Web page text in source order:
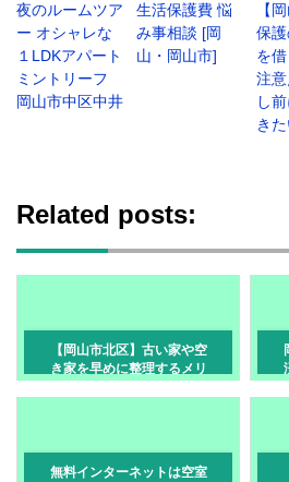
夜のルームツア
ー オシャレな
１LDKアパート
ミントリーフ
岡山市中区中井
生活保護費 悩
み事相談 [岡
山・岡山市]
【
保
を
注
し
き
Related posts:
【岡山市北区】古い家や空
き家を早めに整理するメリ
無料インターネットは空室